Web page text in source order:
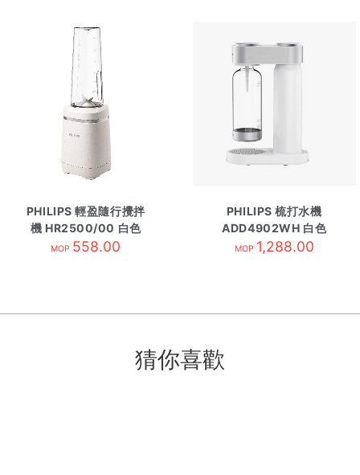
PHILIPS 輕盈隨行攪拌
機 HR2500/00 白色
MOP 558.00
PHILIPS 梳打水機
ADD4902WH 白色
MOP 1,288.00
猜你喜歡